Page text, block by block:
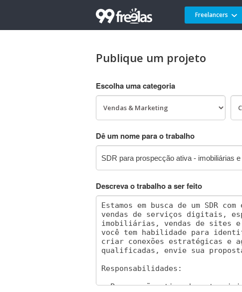
Freelancers
Publique um projeto
Escolha uma categoria
Dê um nome para o trabalho
Descreva o trabalho a ser feito